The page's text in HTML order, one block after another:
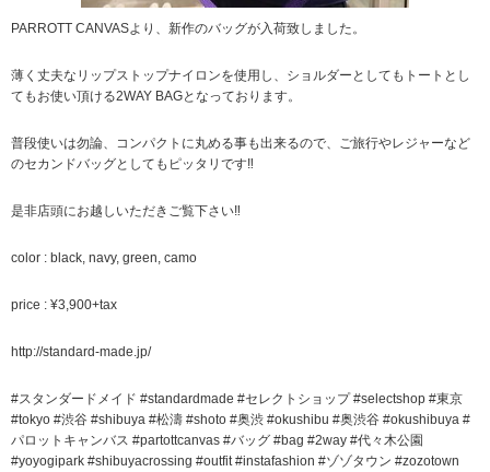
PARROTT CANVASより、新作のバッグが入荷致しました。
薄く丈夫なリップストップナイロンを使用し、ショルダーとしてもトートとし
てもお使い頂ける2WAY BAGとなっております。
普段使いは勿論、コンパクトに丸める事も出来るので、ご旅行やレジャーなど
のセカンドバッグとしてもピッタリです‼︎
是非店頭にお越しいただきご覧下さい‼︎
color : black, navy, green, camo
price : ¥3,900+tax
http://standard-made.jp/
#スタンダードメイド #standardmade #セレクトショップ #selectshop #東京
#tokyo #渋谷 #shibuya #松濤 #shoto #奥渋 #okushibu #奥渋谷 #okushibuya #
パロットキャンバス #partottcanvas #バッグ #bag #2way #代々木公園
#yoyogipark #shibuyacrossing #outfit #instafashion #ゾゾタウン #zozotown